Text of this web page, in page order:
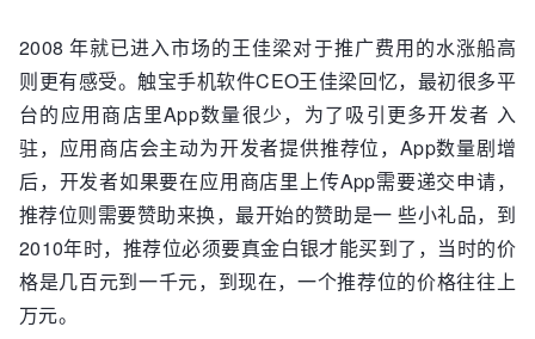
2008 年就已进入市场的王佳梁对于推广费用的水涨船高
则更有感受。触宝手机软件CEO王佳梁回忆，最初很多平
台的应用商店里App数量很少，为了吸引更多开发者 入
驻，应用商店会主动为开发者提供推荐位，App数量剧增
后，开发者如果要在应用商店里上传App需要递交申请，
推荐位则需要赞助来换，最开始的赞助是一 些小礼品，到
2010年时，推荐位必须要真金白银才能买到了，当时的价
格是几百元到一千元，到现在，一个推荐位的价格往往上
万元。